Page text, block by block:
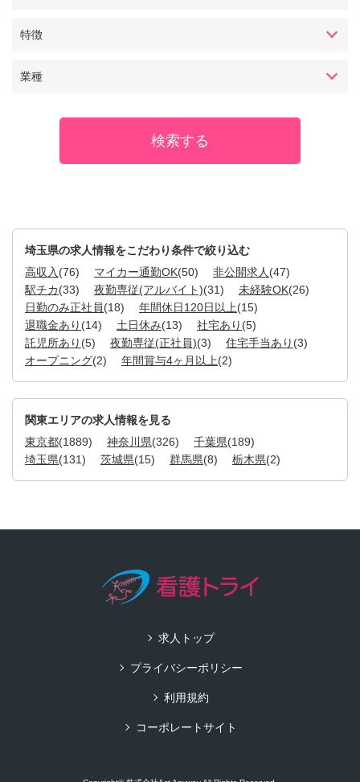
特徴
業種
埼玉県の求人情報をこだわり条件で絞り込む
高収入 (76) マイカー通勤OK(50) 非公開求人 (47)
駅チカ(33) 夜勤専従(アルバイト)(31) 未経験OK(26)
日勤のみ正社員(18) 年間休日120日以上(15)
退職金あり (14) 土日休み(13) 社宅あり (5)
託児所あり (5) 夜勤専従(正社員)(3) 住宅手当あり (3)
オープニング(2) 年間賞与4ヶ月以上(2)
関東エリアの求人情報を見る
東京都(1889) 神奈川県(326) 千葉県(189)
埼玉県(131) 茨城県(15) 群馬県(8) 栃木県(2)
求人トップ
プライバシーポリシー
利用規約
コーポレートサイト